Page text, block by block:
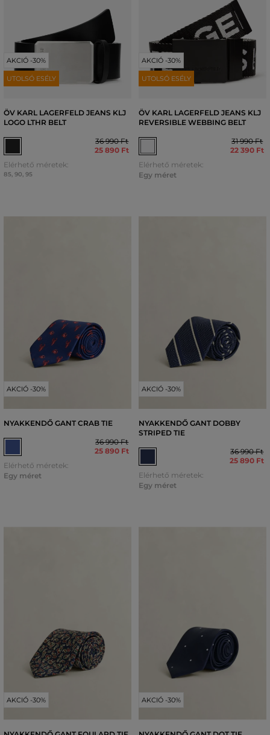
AKCIÓ -30%
UTOLSÓ ESÉLY
ÖV KARL LAGERFELD JEANS KLJ
LOGO LTHR BELT
36 990 Ft
25 890 Ft
Elérhető méretek:
85, 90, 95
AKCIÓ -30%
UTOLSÓ ESÉLY
ÖV KARL LAGERFELD JEANS KLJ
REVERSIBLE WEBBING BELT
31 990 Ft
22 390 Ft
Elérhető méretek:
Egy méret
AKCIÓ -30%
NYAKKENDŐ GANT CRAB TIE
36 990 Ft
25 890 Ft
Elérhető méretek:
Egy méret
AKCIÓ -30%
NYAKKENDŐ GANT DOBBY
STRIPED TIE
36 990 Ft
25 890 Ft
Elérhető méretek:
Egy méret
AKCIÓ -30% AKCIÓ -30%